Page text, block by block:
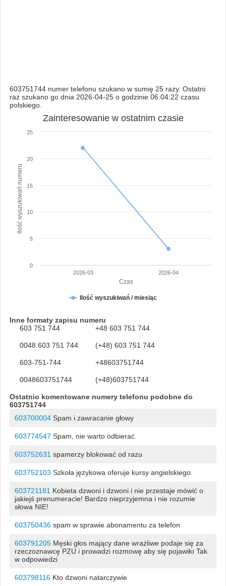
603751744 numer telefonu szukano w sumię 25 razy. Ostatni
raz szukano go dnia 2026-04-25 o godzinie 06:04:22 czasu
polskiego.
Czas
Ilość wyszukiwań numeru
Zainteresowanie w ostatnim czasie
Ilość wyszukiwań / miesiąc
2026-03 2026-04
0
5
10
15
20
25
Inne formaty zapisu numeru
603 751 744
+48 603 751 744
0048 603 751 744 (+48) 603 751 744
603-751-744 +48603751744
0048603751744 (+48)603751744
Ostatnio komentowane numery telefonu podobne do
603751744
603700004Spam i zawracanie głowy
603774547 Spam, nie warto odbierać.
603752631 spamerzy blokować od razu
603752103 Szkoła językowa oferuje kursy angielskiego.
603721181 Kobieta dzwoni i dzwoni i nie przestaje mówić o
jakiejś prenumeracie! Bardzo nieprzyjemna i nie rozumie
słowa NIE!
603750436spam w sprawie abonamentu za telefon
603791205Męski głos mający dane wrażliwe podaje się za
rzeczoznawcę PZU i prowadzi rozmowę aby się pojawiło Tak
w odpowiedzi
603798116Kto dzwoni natarczywie